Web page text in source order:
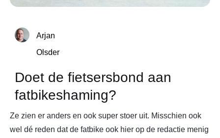
Arjan
Olsder
Doet de fietsersbond aan
fatbikeshaming?
Ze zien er anders en ook super stoer uit. Misschien ook
wel dé reden dat de fatbike ook hier op de redactie menig